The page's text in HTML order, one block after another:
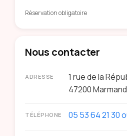
Réservation obligatoire
Nous contacter
ADRESSE
1 rue de la
47200
TÉLÉPHONE 05 53 64 21 30